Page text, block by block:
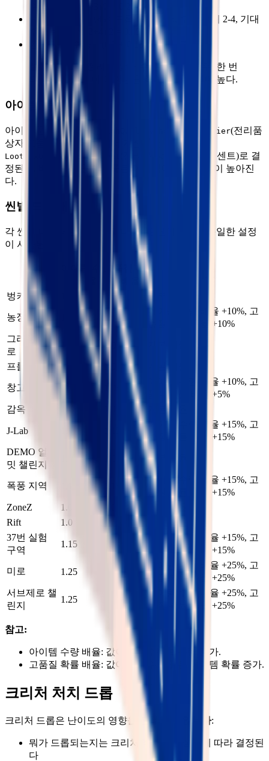
수량 = 0.1 × (1+3)/2 = 0.2
전리품 상자 B: 랜덤 드롭 확률 0.05, 수량 범위 2-4, 기대
수량 = 0.05 × (2+4)/2 = 0.15
종합 기대 수량 = (0.2 + 0.15) / 2 = 0.175
설명: 게임 내 전리품 상자 수가 충분한 경우, 한 번
의 수색으로도 이 아이템을 획득할 가능성이 높다.
아이템 품질 영향
아이템 품질은lootBoxHighQualityChanceMultiplier(전리품
상자 고품질 확률 배율)에서 계산되는
LootBoxQualityLowPercent
(전리품 상자 저품질 퍼센트)로 결
정된다. 배율이 높을수록 좋은 아이템이 나올 확률이 높아진
다.
씬별 드롭 배율 설정
각 씬의 데이터는 다음과 같다. 모든 난이도에서 동일한 설정
이 사용된다:
씬
량 배율
고품질 확
률 배율
벙커 1.0 기본 배율
농장 마을 1.1
아이템 수량 배율 +10%, 고
품질 확률 배율 +10%
그라운드 제
로
1.0
프롤로그 1.0 기본 배율
창고 구역
아이템 수량 배율 +10%, 고
품질 확률 배율 +5%
감옥
1.0 기본 배율
J-Lab 1.15
아이템 수량 배율 +15%, 고
품질 확률 배율 +15%
DEMO 얼티
밋 챌린지
기본 배율
폭풍 지역
아이템 수량 배율 +15%, 고
품질 확률 배율 +15%
ZoneZ
1.0 1.0
기본 배율
Rift
1.0 1.0
기본 배율
37번 실험
구역
1.15 1.15
아이템 수량 배율 +15%, 고
품질 확률 배율 +15%
미로 1.25 1.25
아이템 수량 배율 +25%, 고
품질 확률 배율 +25%
서브제로 챌
린지
1.25
아이템 수량 배율 +25%, 고
품질 확률 배율 +25%
참고:
아이템 수량 배율: 값이 높을수록 드롭량 증가.
고품질 확률 배율: 값이 높을수록 좋은 아이템 확률 증가.
크리처 처치 드롭
크리처 드롭은 난이도의 영향을 전혀 받지 않는다:
뭐가 드롭되는지는 크리처의 프리셋 설정에 따라 결정된
다